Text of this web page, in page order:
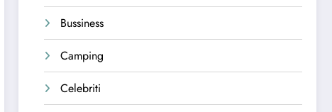
Bussiness
Camping
Celebriti